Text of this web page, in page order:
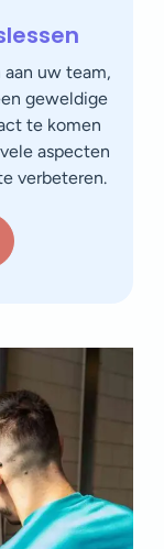
uw team,
geweldige
te komen
aspecten
verbeteren.